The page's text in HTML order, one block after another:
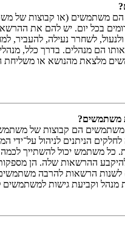
הם משתמשים (או קבוצות של
בכל יום. יש להם את
לשחרר נעילה, להעביר,
הם מנהלים. בדרך כלל,
מלצאת מהנושא או משליחת
משתמשים?
משתמשים הם קבוצות של
הניתנים לניהול על־ידי
כל משתמש יכול להשתייך לכמה
להיקבע ההרשאות שלה. הן
לשנות הרשאות להרבה
מנהל וקביעת גישות למשתמשים